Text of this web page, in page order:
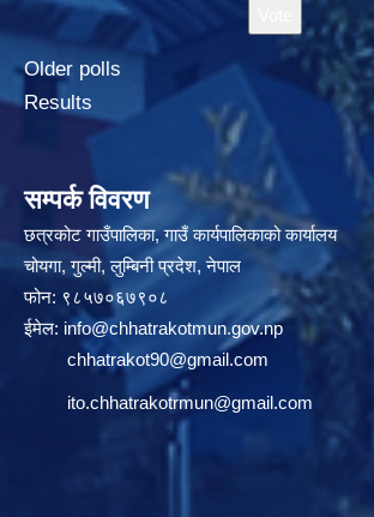
Older polls
Results
सम्पर्क विवरण
छत्रकोट गाउँपालिका, गाउँ कार्यपालिकाको कार्यालय
चोयगा, गुल्मी, लुम्बिनी प्रदेश, नेपाल
फोन: ९८५७०६७९०८
ईमेल: info@chhatrakotmun.gov.np
chhatrakot90@gmail.com
ito.chhatrakotrmun@gmail.com